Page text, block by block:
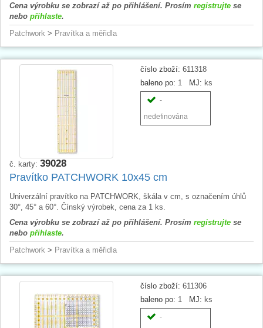
Cena výrobku se zobrazí až po přihlášení. Prosím registrujte se
nebo přihlaste.
Patchwork > Pravítka a měřidla
číslo zboží: 611318
baleno po: 1 MJ: ks
-
nedefinována
č. karty: 39028
Pravítko PATCHWORK 10x45 cm
Univerzální pravítko na PATCHWORK, škála v cm, s označením úhlů
30°, 45° a 60°. Čínský výrobek, cena za 1 ks.
Cena výrobku se zobrazí až po přihlášení. Prosím registrujte se
nebo přihlaste.
Patchwork > Pravítka a měřidla
číslo zboží: 611306
baleno po: 1 MJ: ks
-